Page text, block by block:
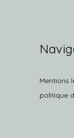
Mentions
politique